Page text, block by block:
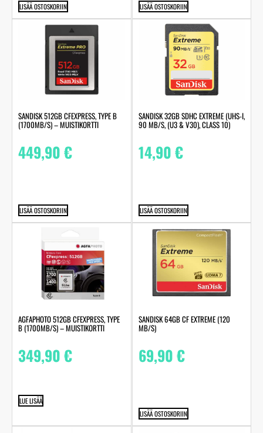
LISÄÄ OSTOSKORIIN LISÄÄ OSTOSKORIIN
SANDISK 512GB CFEXPRESS, TYPE B
(1700MB/S) – MUISTIKORTTI
449,90€
LISÄÄ OSTOSKORIIN
SANDISK 32GB SDHC EXTREME (UHS-I,
90 MB/S, (U3 & V30), CLASS 10)
14,90€
LISÄÄ OSTOSKORIIN
AGFAPHOTO 512GB CFEXPRESS, TYPE
B (1700MB/S) – MUISTIKORTTI
349,90€
LUE LISÄÄ
SANDISK 64GB CF EXTREME (120
MB/S)
69,90€
LISÄÄ OSTOSKORIIN